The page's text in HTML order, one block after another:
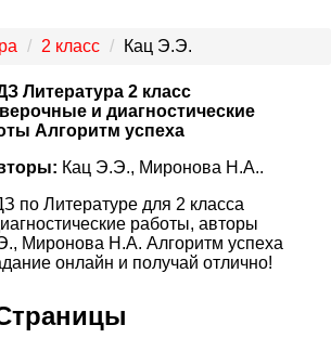
2 класс Кац Э.Э.
Литература 2 класс
и диагностические
Алгоритм успеха
Кац Э.Э., Миронова Н.А..
по Литературе для 2 класса
работы, авторы
Миронова Н.А. Алгоритм успеха
онлайн и получай отлично!